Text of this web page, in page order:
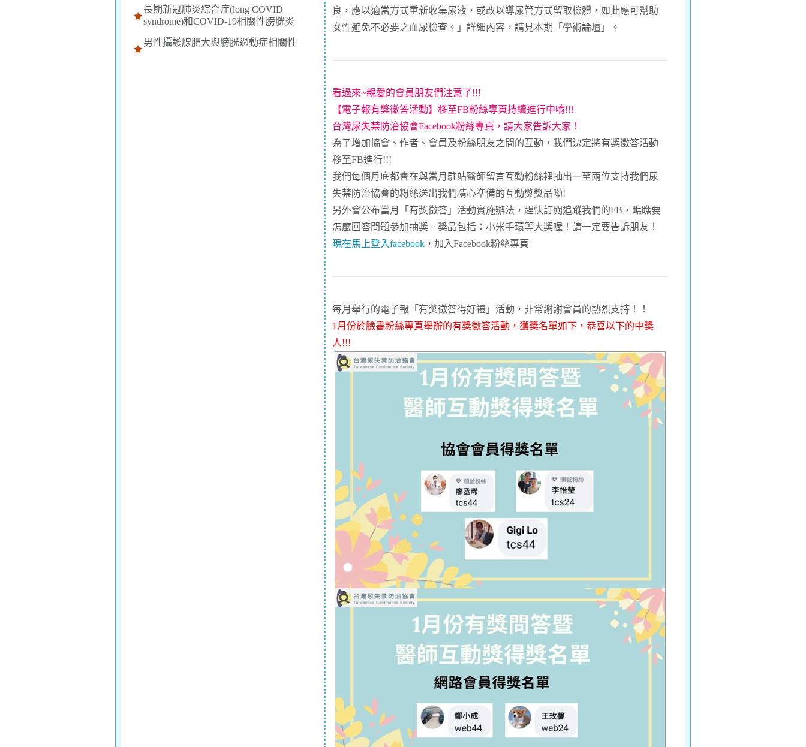
長期新冠肺炎綜合症(long COVID
syndrome)和COVID-19相關性膀胱炎
男性攝護腺肥大與膀胱過動症相關性
良，應以適當方式重新收集尿液，或改以導尿管方式留取檢體，如此應可幫助
女性避免不必要之血尿檢查。」詳細內容，請見本期
「學術論壇」 。
看過來~親愛的會員朋友們注意了!!!
【電子報有獎徵答活動】移至FB粉絲專頁持續進行中唷!!!
台灣尿失禁防治協會Facebook粉絲專頁，請大家告訴大家！
為了增加協會、作者、會員及粉絲朋友之間的互動，我們決定將有獎徵答活動
移至FB進行!!!
我們每個月底都會在與當月駐站醫師留言互動粉絲裡抽出一至兩位支持我們尿
失禁防治協會的粉絲送出我們精心準備的互動獎獎品呦!
另外會公布當月「有獎徵答」活動實施辦法，趕快訂閱追蹤我們的FB，瞧瞧要
怎麼回答問題參加抽獎。獎品包括：小米手環等大獎喔！請一定要告訴朋友！
現在馬上登入facebook ，加入Facebook粉絲專頁
每月舉行的電子報「有獎徵答得好禮」活動，非常謝謝會員的熱烈支持！！
1月份於臉書粉絲專頁舉辦的有獎徵答活動，獲獎名單如下，恭喜以下的中獎
人!!!